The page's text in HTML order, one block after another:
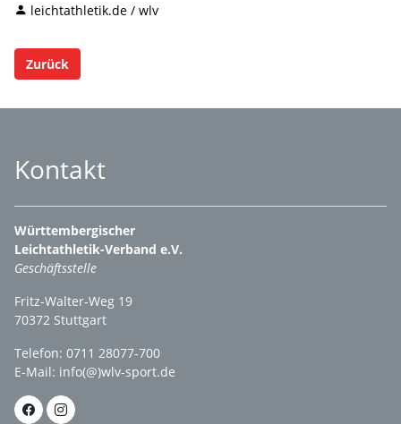
leichtathletik.de / wlv
Zurück
Kontakt
Württembergischer
Leichtathletik-Verband e.V.
Geschäftsstelle
Fritz-Walter-Weg 19
70372 Stuttgart
Telefon: 0711 28077-700
E-Mail: info(@)wlv-sport.de